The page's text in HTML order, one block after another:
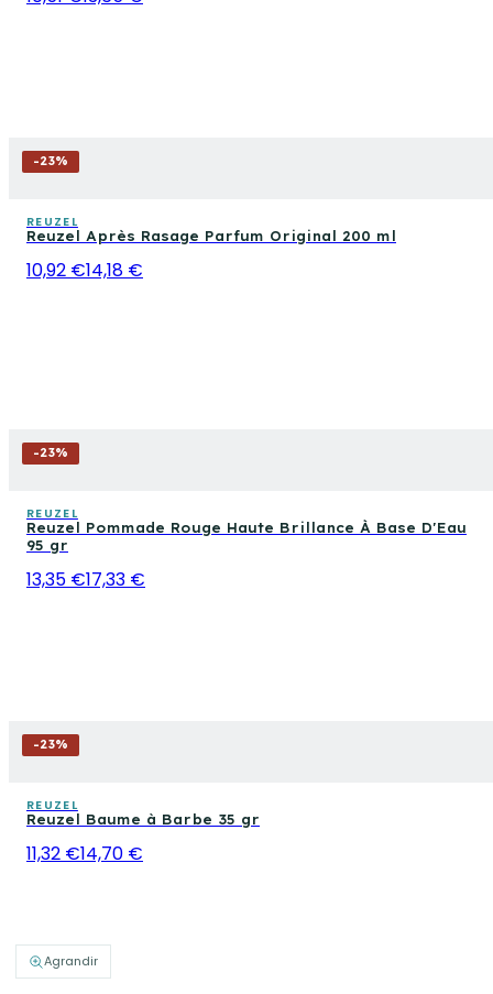
Agrandir
-23%
REUZEL
Reuzel Après Rasage Parfum Original 200 ml
10,92 €14,18 €
-23%
REUZEL
Reuzel Pommade Rouge Haute Brillance À Base D'Eau
95 gr
13,35 €17,33 €
-23%
REUZEL
Reuzel Baume à Barbe 35 gr
11,32 €14,70 €